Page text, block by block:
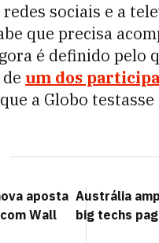
sociais e a
que precisa
é definido
um dos
a Globo
aposta
Wall
Austrália
big techs